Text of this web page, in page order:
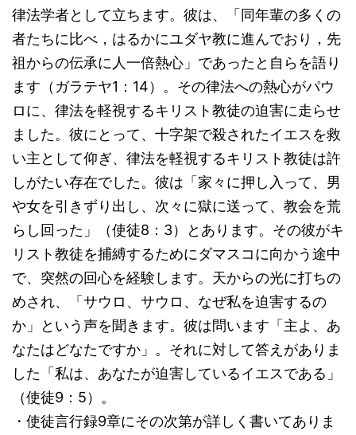
律法学者として立ちます。彼は、「同年輩の多くの
者たちに比べ，はるかにユダヤ教に進んでおり，先
祖からの伝承に人一倍熱心」であったと自らを語り
ます（ガラテヤ1：14）。その律法への熱心がパウ
ロに、律法を軽視するキリスト教徒の迫害に走らせ
ました。彼にとって、十字架で殺されたイエスを救
い主として仰ぎ、律法を軽視するキリスト教徒は許
しがたい存在でした。彼は「家々に押し入って、男
や女を引きずり出し、次々に獄に送って、教会を荒
らし回った」（使徒8：3）とあります。その彼がキ
リスト教徒を捕縛するためにダマスコに向かう途中
で、突然の回心を経験します。天からの光に打ちの
めされ、「サウロ、サウロ、なぜ私を迫害するの
か」という声を聞きます。彼は問います「主よ、あ
なたはどなたですか」。それに対して答えがありま
した「私は、あなたが迫害しているイエスである」
（使徒9：5）。
・使徒言行録9章にその次第が詳しく書いてありま